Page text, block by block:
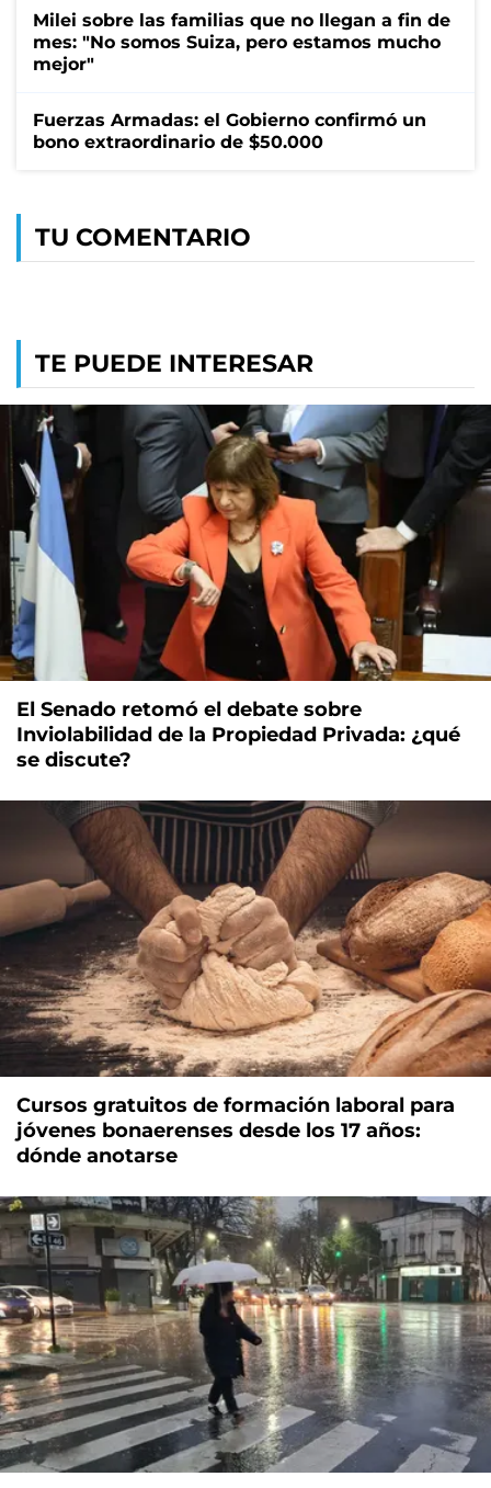
Milei sobre las familias que no llegan a fin de
mes: "No somos Suiza, pero estamos mucho
mejor"
Fuerzas Armadas: el Gobierno confirmó un
bono extraordinario de $50.000
TU COMENTARIO
TE PUEDE INTERESAR
El Senado retomó el debate sobre
Inviolabilidad de la Propiedad Privada: ¿qué
se discute?
Cursos gratuitos de formación laboral para
jóvenes bonaerenses desde los 17 años:
dónde anotarse